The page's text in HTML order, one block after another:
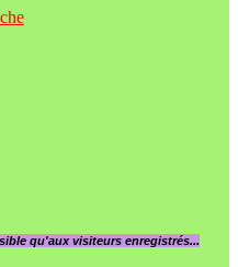
qu'aux visiteurs enregistrés...